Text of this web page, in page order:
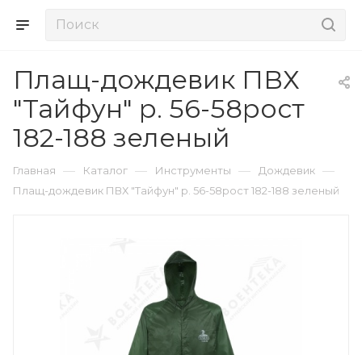
Плащ-дождевик ПВХ
"Тайфун" р. 56-58рост
182-188 зеленый
Главная — Каталог — Инструменты — Дождевик —
Плащ-дождевик ПВХ "Тайфун" р. 56-58рост 182-188 зеленый